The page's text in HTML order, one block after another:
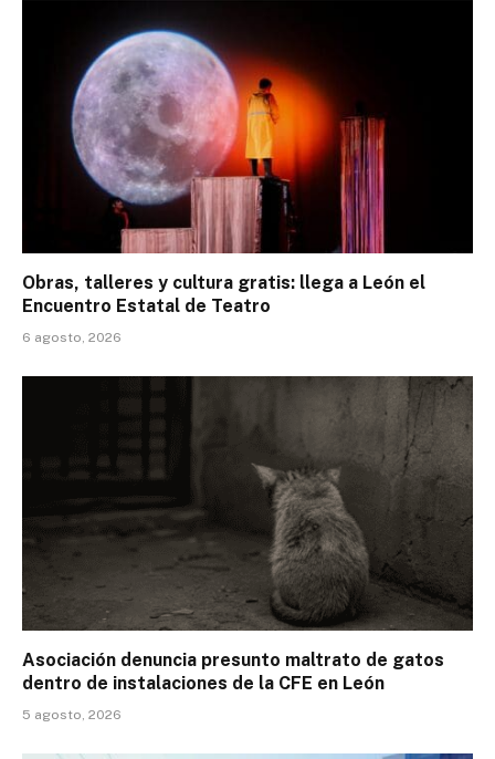
Obras, talleres y cultura gratis: llega a León el
Encuentro Estatal de Teatro
6 agosto, 2026
Asociación denuncia presunto maltrato de gatos
dentro de instalaciones de la CFE en León
5 agosto, 2026